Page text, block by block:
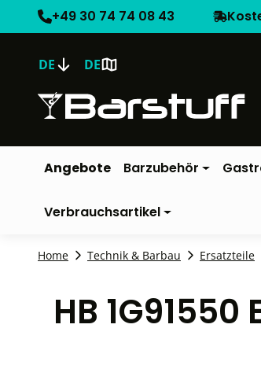
+49 30 74 74 08 43
DE DE
Angebote Barzubehör
Verbrauchsartikel
Home Technik & Barbau Ersatzteile
HB